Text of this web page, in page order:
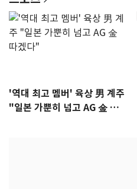
'역대 최고 멤버' 육상 男 계주
"일본 가뿐히 넘고 AG 金 따겠